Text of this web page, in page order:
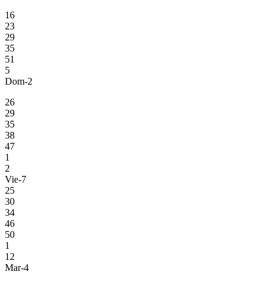
16
23
29
35
51
5
Dom-2
26
29
35
38
47
1
2
Vie-7
25
30
34
46
50
1
12
Mar-4